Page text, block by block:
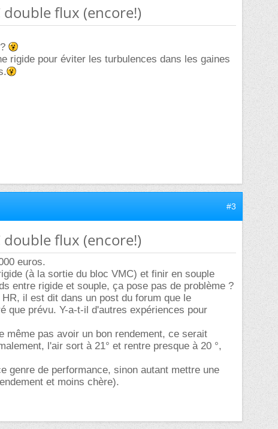
double flux (encore!)
rigide pour éviter les turbulences dans les gaines
#3
double flux (encore!)
euros.
(à la sortie du bloc VMC) et finir en souple
entre rigide et souple, ça pose pas de problème ?
il est dit dans un post du forum que le
que prévu. Y-a-t-il d'autres expériences pour
même pas avoir un bon rendement, ce serait
l'air sort à 21° et rentre presque à 20 °,
genre de performance, sinon autant mettre une
et moins chère).